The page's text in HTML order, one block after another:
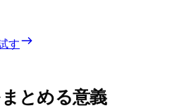
す
とめる意義